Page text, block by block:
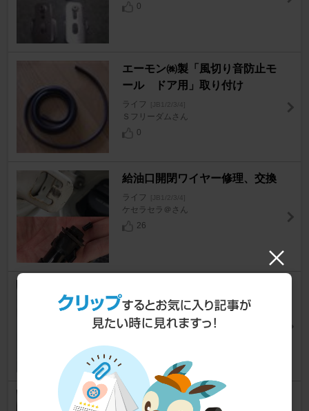
0
エーモン㈱製「風切り音防止モ
ール ドア用」取り付け
ライフ [JB1/2/3/4]
Ｓフリーダムさん
0
給油口開閉ワイヤー修理、交換
ライフ [JB1/2/3/4]
ケセラセラ＠さん
26
ライフ [JB1/2/3/4]
ヒロモッコリさん
ヤフオク商品 反射ステッカー他